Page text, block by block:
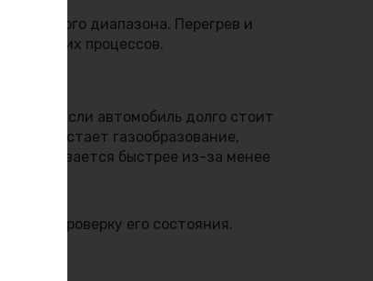
диапазона. Перегрев и
процессов.
Если автомобиль долго стоит
возрастает газообразование,
развивается быстрее из-за менее
проверку его состояния.